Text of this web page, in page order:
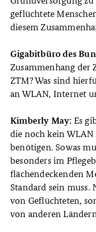
geflüchtete
diesem
Gigabitbüro des
Zusammenhang der
ZTM? Was sind
an WLAN, Internet
Kimberly May: Es
die noch kein WLAN
benötigen. Sowas
besonders im
flächendeckenden
Standard sein
von Geflüchteten,
von anderen